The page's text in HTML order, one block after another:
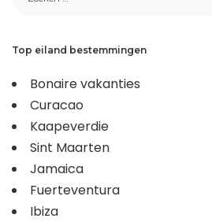
Top eiland bestemmingen
Bonaire vakanties
Curacao
Kaapeverdie
Sint Maarten
Jamaica
Fuerteventura
Ibiza